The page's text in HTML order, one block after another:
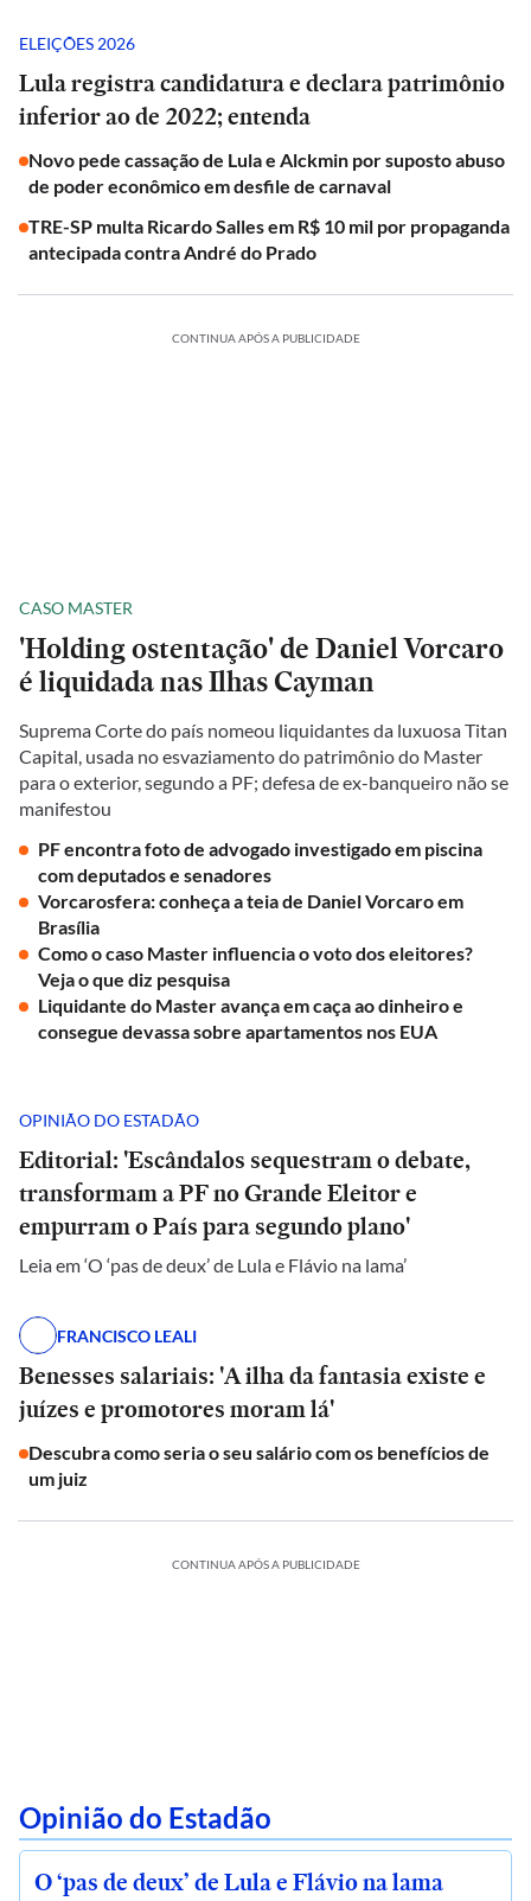
ELEIÇÕES 2026
Lula registra candidatura e declara patrimônio
inferior ao de 2022; entenda
Novo pede cassação de Lula e Alckmin por suposto abuso
de poder econômico em desfile de carnaval
TRE-SP multa Ricardo Salles em R$ 10 mil por propaganda
antecipada contra André do Prado
CONTINUA APÓS A PUBLICIDADE
CASO MASTER
'Holding ostentação' de Daniel Vorcaro
é liquidada nas Ilhas Cayman
Suprema Corte do país nomeou liquidantes da luxuosa Titan
Capital, usada no esvaziamento do patrimônio do Master
para o exterior, segundo a PF; defesa de ex-banqueiro não se
manifestou
PF encontra foto de advogado investigado em piscina
com deputados e senadores
Vorcarosfera: conheça a teia de Daniel Vorcaro em
Brasília
Como o caso Master influencia o voto dos eleitores?
Veja o que diz pesquisa
Liquidante do Master avança em caça ao dinheiro e
consegue devassa sobre apartamentos nos EUA
OPINIÃO DO ESTADÃO
Editorial: 'Escândalos sequestram o debate,
transformam a PF no Grande Eleitor e
empurram o País para segundo plano'
Leia em ‘O ‘pas de deux’ de Lula e Flávio na lama’
FRANCISCO LEALI
Benesses salariais: 'A ilha da fantasia existe e
juízes e promotores moram lá'
Descubra como seria o seu salário com os benefícios de
um juiz
CONTINUA APÓS A PUBLICIDADE
Opinião do Estadão
O ‘pas de deux’ de Lula e Flávio na lama